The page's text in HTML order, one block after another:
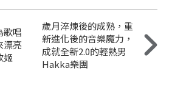
歌唱
漂亮
姬
歲月淬煉後的成熟，重
新進化後的音樂魔力，
成就全新2.0的輕熟男
Hakka樂團